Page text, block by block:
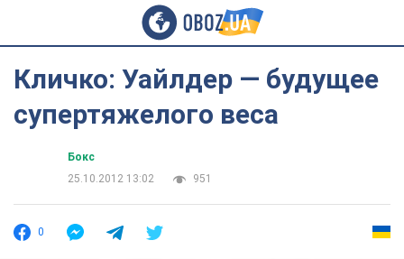
Кличко: Уайлдер — будущее
супертяжелого веса
Бокс
25.10.2012 13:02
951
0